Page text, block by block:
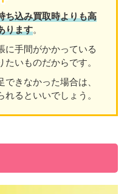
ち込み買取時よりも高
ります。
に手間がかかっている
いものだからです。
きなかった場合は、
るといいでしょう。